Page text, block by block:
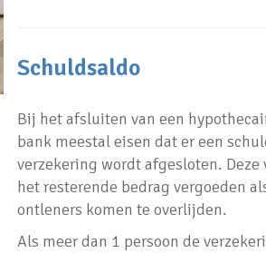
Schuldsaldo
Bij het afsluiten van een
bank meestal eisen dat er een
verzekering wordt afgesloten. Deze
het resterende bedrag vergoeden
ontleners komen te overlijden.
Als meer dan 1 persoon de